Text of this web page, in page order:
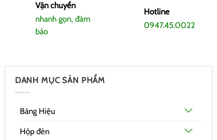
Vận chuyển
nhanh gọn, đảm
bảo
Hotline
0947.45.0022
DANH MỤC SẢN PHẨM
Bảng Hiệu
Hộp đèn